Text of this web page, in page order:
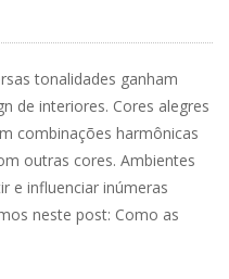
tonalidades ganham
de interiores. Cores alegres
combinações harmônicas
outras cores. Ambientes
e influenciar inúmeras
neste post: Como as